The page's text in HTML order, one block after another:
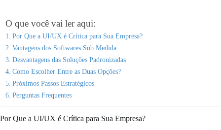
O que você vai ler aqui:
Por Que a UI/UX é Crítica para Sua Empresa?
Vantagens dos Softwares Sob Medida
Desvantagens das Soluções Padronizadas
Como Escolher Entre as Duas Opções?
Próximos Passos Estratégicos
Perguntas Frequentes
Por Que a UI/UX é Crítica para Sua Empresa?